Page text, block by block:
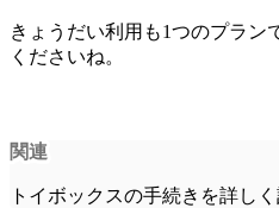
きょうだい利用も1つのプラン
くださいね。
関連
トイボックスの手続きを詳し